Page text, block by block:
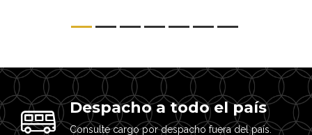
Despacho a todo el país
Consulte cargo por despacho fuera del país.